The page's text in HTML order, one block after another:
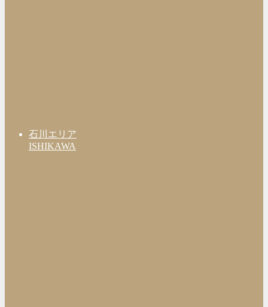
石川エリア
ISHIKAWA